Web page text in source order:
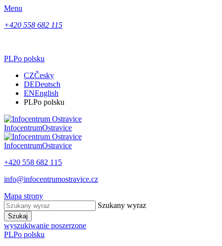
Menu
+420 558 682 115
PLPo polsku
CZČesky
DEDeutsch
ENEnglish
PLPo polsku
InfocentrumOstravice
InfocentrumOstravice
+420 558 682 115
info@infocentrumostravice.cz
Mapa strony
Szukany wyraz
Szukaj
wyszukiwanie poszerzone
PLPo polsku